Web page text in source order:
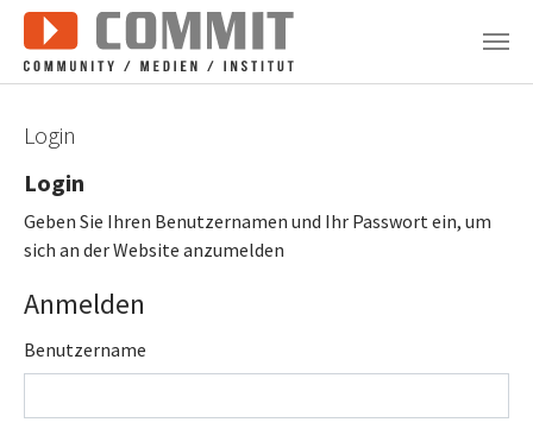
Zum Hauptinhalt springen
Login
Login
Geben Sie Ihren Benutzernamen und Ihr Passwort ein, um
sich an der Website anzumelden
Anmelden
Benutzername